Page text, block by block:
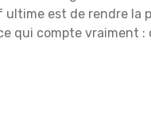
est de rendre la
qui compte vraiment :